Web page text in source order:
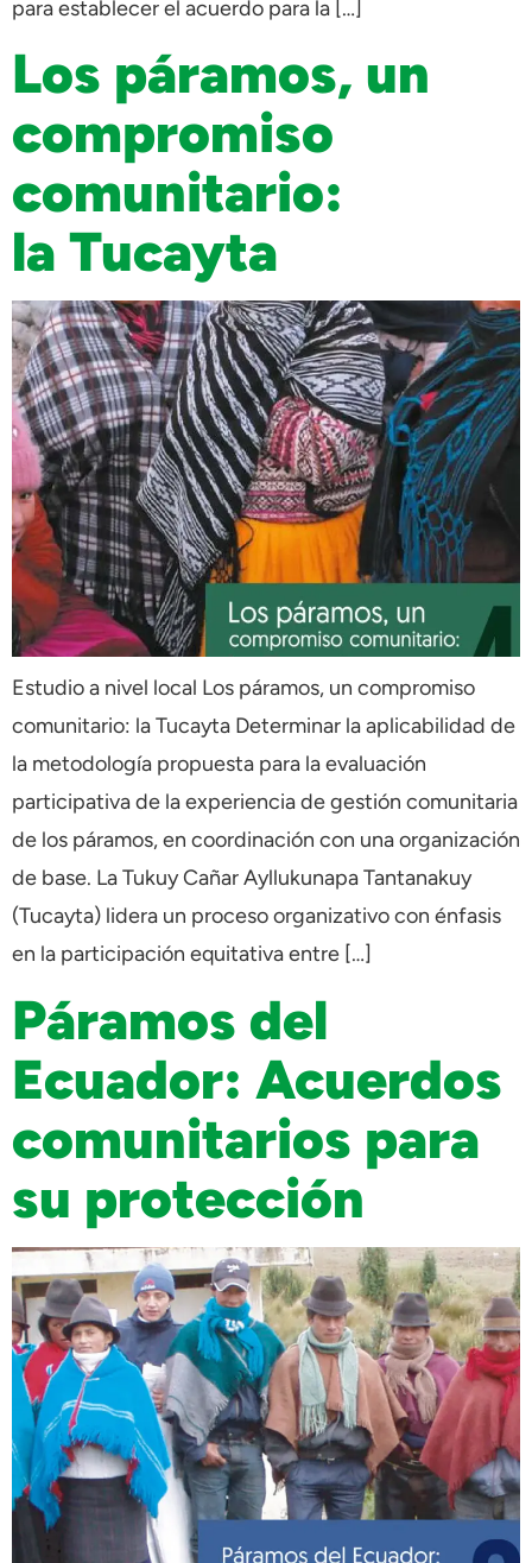
para establecer el acuerdo para la […]
Los páramos, un
compromiso
comunitario:
la Tucayta
Estudio a nivel local Los páramos, un compromiso
comunitario: la Tucayta Determinar la aplicabilidad de
la metodología propuesta para la evaluación
participativa de la experiencia de gestión comunitaria
de los páramos, en coordinación con una organización
de base. La Tukuy Cañar Ayllukunapa Tantanakuy
(Tucayta) lidera un proceso organizativo con énfasis
en la participación equitativa entre […]
Páramos del
Ecuador: Acuerdos
comunitarios para
su protección